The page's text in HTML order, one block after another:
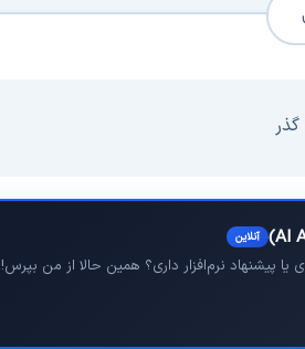
آنلاین
پیشنهاد نرم‌افزار داری؟ همین حالا از من بپرس!